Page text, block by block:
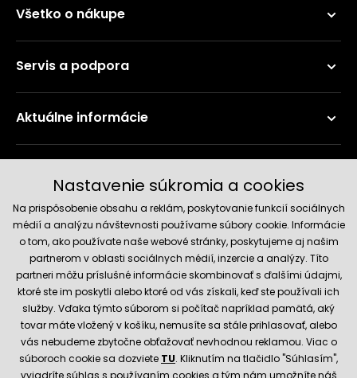
Všetko o nákupe
Servis a podpora
Aktuálne informácie
Spoľahlivý obchod
Nastavenie súkromia a cookies
Na prispôsobenie obsahu a reklám, poskytovanie funkcií sociálnych
médií a analýzu návštevnosti používame súbory cookie. Informácie
o tom, ako používate naše webové stránky, poskytujeme aj našim
partnerom v oblasti sociálnych médií, inzercie a analýzy. Títo
partneri môžu príslušné informácie skombinovať s ďalšími údajmi,
ktoré ste im poskytli alebo ktoré od vás získali, keď ste používali ich
služby. Vďaka týmto súborom si počítač napríklad pamätá, aký
tovar máte vložený v košíku, nemusíte sa stále prihlasovať, alebo
vás nebudeme zbytočne obťažovať nevhodnou reklamou. Viac o
súboroch cookie sa dozviete TU. Kliknutím na tlačidlo "Súhlasím",
vyjadríte súhlas s používaním cookies a tým nám umožníte náš